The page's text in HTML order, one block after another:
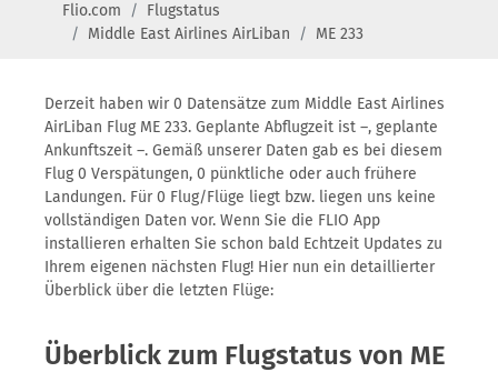
Flio.com
Flugstatus
Middle East Airlines AirLiban
ME 233
Derzeit haben wir 0 Datensätze zum Middle East Airlines
AirLiban Flug ME 233. Geplante Abflugzeit ist –, geplante
Ankunftszeit –. Gemäß unserer Daten gab es bei diesem
Flug 0 Verspätungen, 0 pünktliche oder auch frühere
Landungen. Für 0 Flug/Flüge liegt bzw. liegen uns keine
vollständigen Daten vor. Wenn Sie die FLIO App
installieren erhalten Sie schon bald Echtzeit Updates zu
Ihrem eigenen nächsten Flug! Hier nun ein detaillierter
Überblick über die letzten Flüge:
Überblick zum Flugstatus von ME